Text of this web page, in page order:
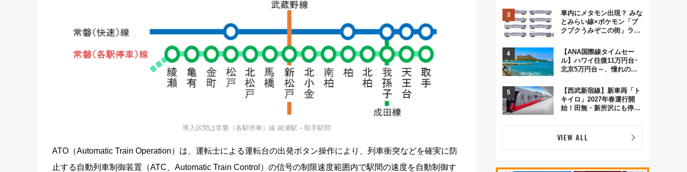
導入区間は常磐（各駅停車）線 綾瀬駅～取手駅間
ATO（Automatic Train Operation）は、運転士による運転台の出発ボタン操作により、列車衝突などを確実に防
止する自動列車制御装置（ATC、Automatic Train Control）の信号の制限速度範囲内で駅間の速度を自動制御す
ジュアルパーティープラン
車内にメタモン出現？ みな
とみらい線×ポケモン「ブ
クブクうみぞこの街」ラッ
この夏は直通列車で横浜
へ！
【ANA国際線タイムセー
ル】ハワイ往復11万円台･
北京5万円台～、憧れのビ
GW旅行まで狙える激アツ
路線まとめ（8/10まで）
【西武新宿線】新車両「ト
キイロ」2027年春運行開
始！田無・新所沢にも停
VIEW ALL